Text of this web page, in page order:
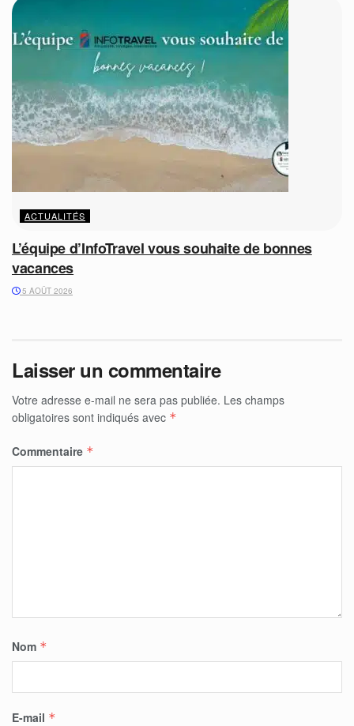
ACTUALITÉS
L’équipe d’InfoTravel vous souhaite de bonnes
vacances
5 AOÛT 2026
Laisser un commentaire
Votre adresse e-mail ne sera pas publiée. Les champs
obligatoires sont indiqués avec *
Commentaire *
Nom *
E-mail *